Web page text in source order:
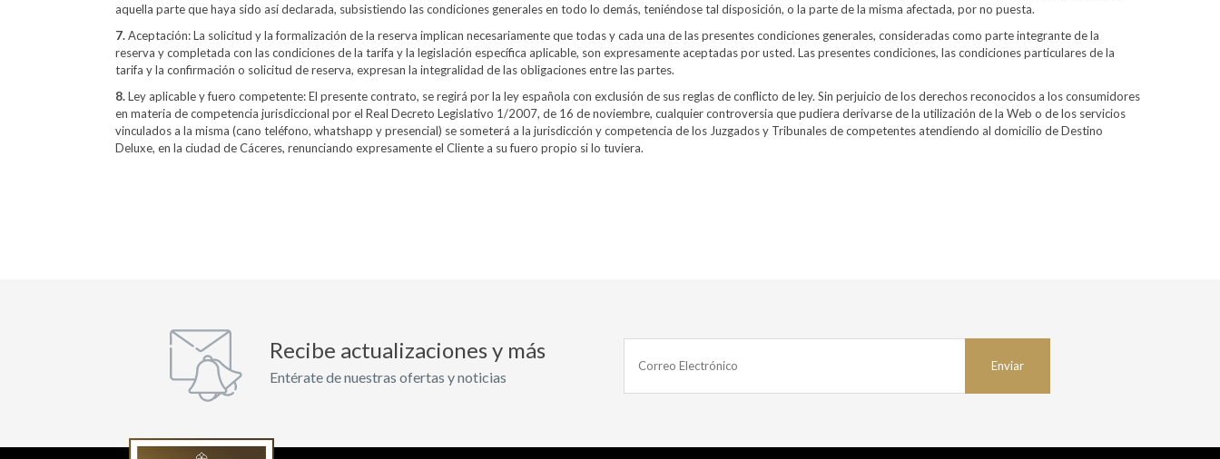
aquella parte que haya sido así declarada, subsistiendo las condiciones generales en todo lo demás, teniéndose tal disposición, o la parte de la misma afectada, por no puesta.
7.Aceptación: La solicitud y la formalización de la reserva implican necesariamente que todas y cada una de las presentes condiciones generales, consideradas como parte integrante de la
reserva y completada con las condiciones de la tarifa y la legislación específica aplicable, son expresamente aceptadas por usted. Las presentes condiciones, las condiciones particulares de la
tarifa y la confirmación o solicitud de reserva, expresan la integralidad de las obligaciones entre las partes.
8.Ley aplicable y fuero competente: El presente contrato, se regirá por la ley española con exclusión de sus reglas de conflicto de ley. Sin perjuicio de los derechos reconocidos a los consumidores
en materia de competencia jurisdiccional por el Real Decreto Legislativo 1/2007, de 16 de noviembre, cualquier controversia que pudiera derivarse de la utilización de la Web o de los servicios
vinculados a la misma (cano teléfono, whatshapp y presencial) se someterá a la jurisdicción y competencia de los Juzgados y Tribunales de competentes atendiendo al domicilio de Destino
Deluxe, en la ciudad de Cáceres, renunciando expresamente el Cliente a su fuero propio si lo tuviera.
Recibe actualizaciones y más
Entérate de nuestras ofertas y noticias